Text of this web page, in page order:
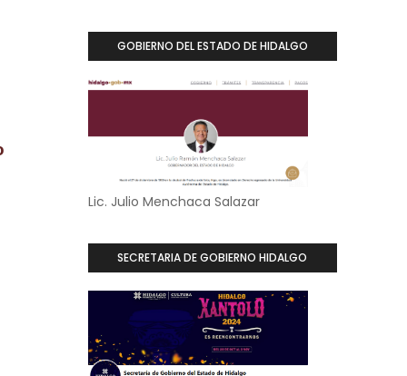
GOBIERNO DEL ESTADO DE HIDALGO
Lic. Julio Menchaca Salazar
SECRETARIA DE GOBIERNO HIDALGO